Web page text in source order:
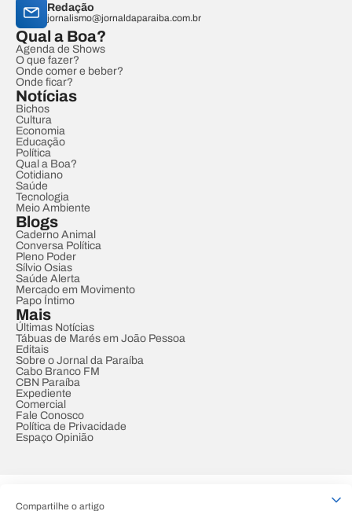
Compartilhe o artigo
Redação
jornalismo@jornaldaparaiba.com.br
Qual a Boa?
Agenda de Shows
O que fazer?
Onde comer e beber?
Onde ficar?
Notícias
Bichos
Cultura
Economia
Educação
Política
Qual a Boa?
Cotidiano
Saúde
Tecnologia
Meio Ambiente
Blogs
Caderno Animal
Conversa Política
Pleno Poder
Sílvio Osias
Saúde Alerta
Mercado em Movimento
Papo Íntimo
Mais
Últimas Notícias
Tábuas de Marés em João Pessoa
Editais
Sobre o Jornal da Paraíba
Cabo Branco FM
CBN Paraíba
Expediente
Comercial
Fale Conosco
Política de Privacidade
Espaço Opinião